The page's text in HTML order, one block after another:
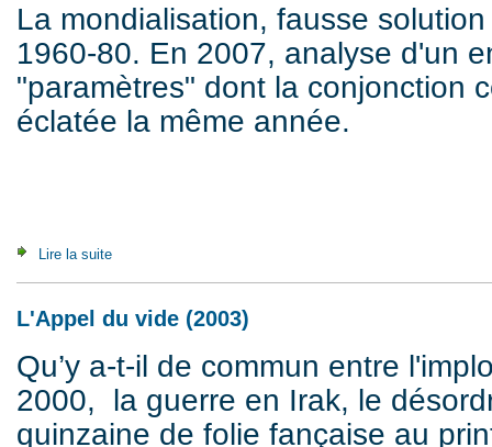
La mondialisation, fausse
1960-80. En 2007, analyse d'un
"paramètres" dont la conjonction
éclatée la même année.
Lire la suite
L'Appel du vide (2003)
Qu’y a-t-il de commun entre
2000, la guerre en Irak, le
quinzaine de folie fançaise au